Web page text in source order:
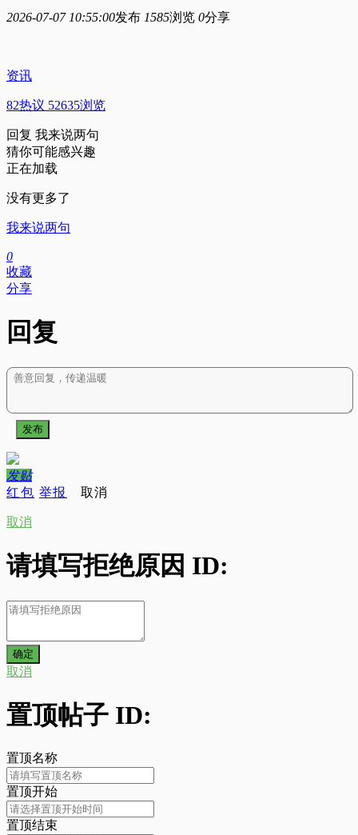
2026-07-07 10:55:00发布 1585浏览 0分享
资讯
82热议 52635浏览
回复 我来说两句
猜你可能感兴趣
正在加载
没有更多了
我来说两句
0
收藏
分享
回复
发布
发贴
红包 举报 取消
取消
请填写拒绝原因 ID:
取消
置顶帖子 ID:
置顶名称
置顶开始
置顶结束